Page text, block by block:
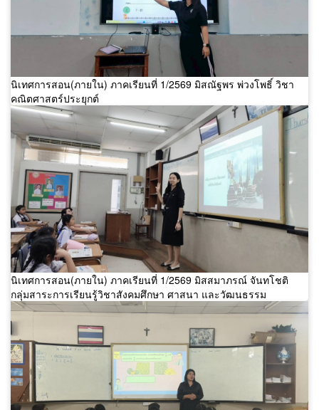
นิเทศการสอน(ภายใน) ภาคเรียนที่ 1/2569 มิสณัฐพร พ่วงโพธิ์ วิชา
คณิตศาสตร์ประยุกต์
นิเทศการสอน(ภายใน) ภาคเรียนที่ 1/2569 มิสสมาภรณ์ จันทโชติ
กลุ่มสาระการเรียนรู้วิชาสังคมศึกษา ศาสนา และวัฒนธรรม